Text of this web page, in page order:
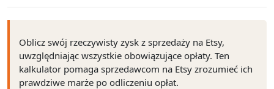
Oblicz swój rzeczywisty zysk z sprzedaży na Etsy,
uwzględniając wszystkie obowiązujące opłaty. Ten
kalkulator pomaga sprzedawcom na Etsy zrozumieć ich
prawdziwe marże po odliczeniu opłat.